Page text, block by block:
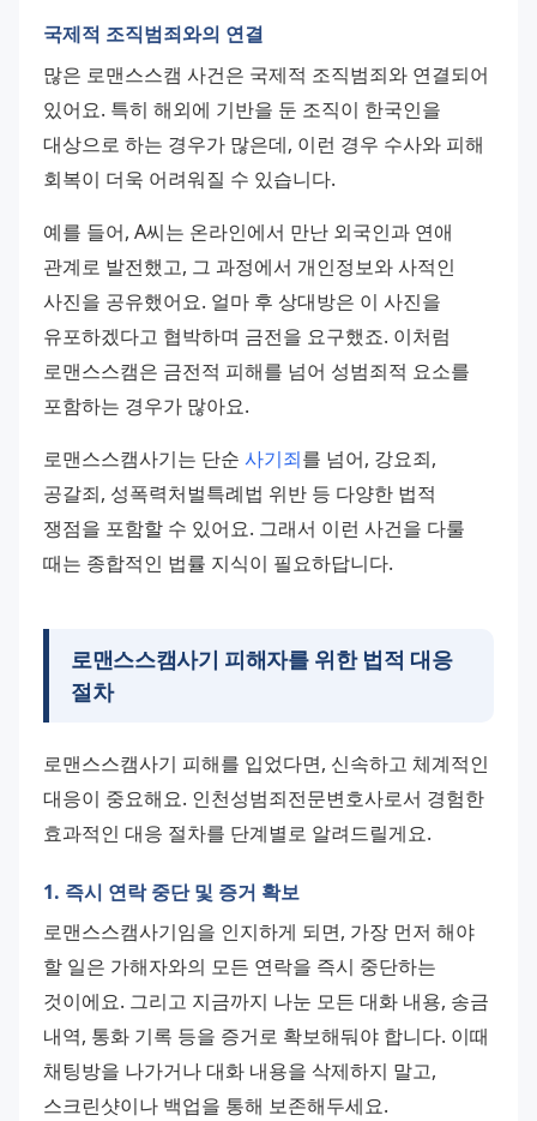
국제적 조직범죄와의 연결
많은 로맨스스캠 사건은 국제적 조직범죄와 연결되어
있어요. 특히 해외에 기반을 둔 조직이 한국인을
대상으로 하는 경우가 많은데, 이런 경우 수사와 피해
회복이 더욱 어려워질 수 있습니다.
예를 들어, A씨는 온라인에서 만난 외국인과 연애
관계로 발전했고, 그 과정에서 개인정보와 사적인
사진을 공유했어요. 얼마 후 상대방은 이 사진을
유포하겠다고 협박하며 금전을 요구했죠. 이처럼
로맨스스캠은 금전적 피해를 넘어 성범죄적 요소를
포함하는 경우가 많아요.
로맨스스캠사기는 단순 사기죄를 넘어, 강요죄,
공갈죄, 성폭력처벌특례법 위반 등 다양한 법적
쟁점을 포함할 수 있어요. 그래서 이런 사건을 다룰
때는 종합적인 법률 지식이 필요하답니다.
로맨스스캠사기 피해자를 위한 법적 대응
절차
로맨스스캠사기 피해를 입었다면, 신속하고 체계적인
대응이 중요해요. 인천성범죄전문변호사로서 경험한
효과적인 대응 절차를 단계별로 알려드릴게요.
1. 즉시 연락 중단 및 증거 확보
로맨스스캠사기임을 인지하게 되면, 가장 먼저 해야
할 일은 가해자와의 모든 연락을 즉시 중단하는
것이에요. 그리고 지금까지 나눈 모든 대화 내용, 송금
내역, 통화 기록 등을 증거로 확보해둬야 합니다. 이때
채팅방을 나가거나 대화 내용을 삭제하지 말고,
스크린샷이나 백업을 통해 보존해두세요.